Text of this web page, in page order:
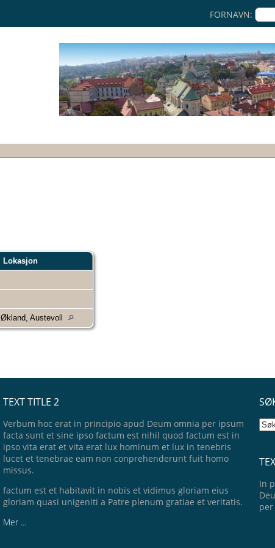
FORNAVN:
Lokasjon
Økland, Austevoll
TEXT TITLE 2
Verbum hoc erat in principio apud Deum omnia per ipsum
facta sunt et sine ipso factum est nihil quod factum est in
ipso vita erat et vita erat lux hominum et lux in tenebris
lucet et tenebrae eam non conprehenderunt fuit homo
missus.
factum est et habitavit in nobis et vidimus gloriam eius
gloriam quasi unigeniti a Patre plenum gratiae et veritatis.
Mer ...
In